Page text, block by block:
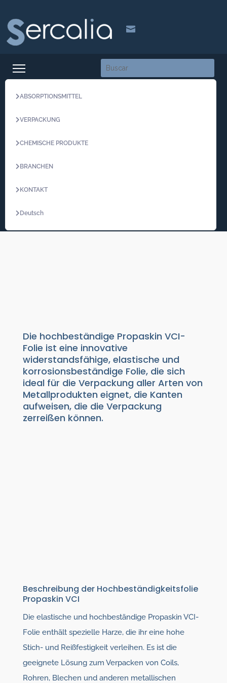

ABSORPTIONSMITTEL
VERPACKUNG
CHEMISCHE PRODUKTE
BRANCHEN
KONTAKT
Deutsch
Die hochbeständige Propaskin VCI-
Folie ist eine innovative
widerstandsfähige, elastische und
korrosionsbeständige Folie, die sich
ideal für die Verpackung aller Arten von
Metallprodukten eignet, die Kanten
aufweisen, die die Verpackung
zerreißen können.
Beschreibung der Hochbeständigkeitsfolie
Propaskin VCI
Die elastische und hochbeständige Propaskin VCI-
Folie enthält spezielle Harze, die ihr eine hohe
Stich- und Reißfestigkeit verleihen. Es ist die
geeignete Lösung zum Verpacken von Coils,
Rohren, Blechen und anderen metallischen